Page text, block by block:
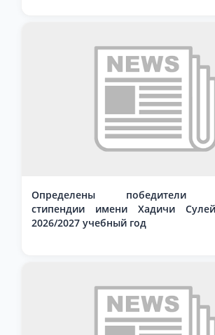
Определены победители
стипендии имени Хадичи
2026/2027 учебный год